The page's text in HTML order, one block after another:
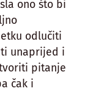
ono što bi
odlučiti
unaprijed i
pitanje
čak i